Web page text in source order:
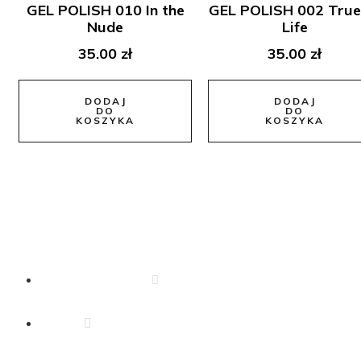
GEL POLISH 010 In the
Nude
35.00 zł
DODAJ
DO
KOSZYKA
GEL POLISH 002
Life
35.00 zł
DODAJ
DO
KOSZYKA